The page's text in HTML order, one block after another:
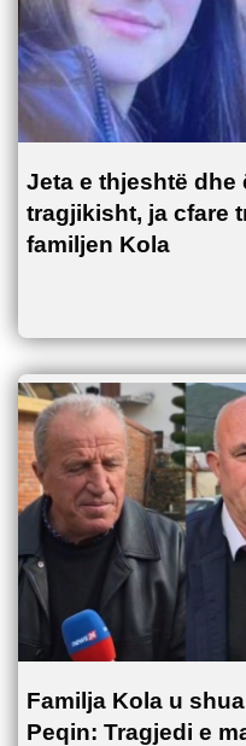
Jeta e thjeshtë dhe
tragjikisht, ja cfare
familjen Kola
Familja Kola u
Peqin: Tragjedi e